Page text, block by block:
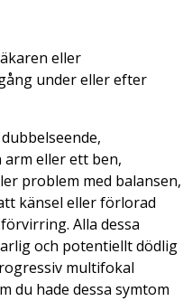
eller
under eller efter
eller ett ben,
problem med balansen,
känsel eller förlorad
Alla dessa
och potentiellt dödlig
multifokal
du hade dessa symtom